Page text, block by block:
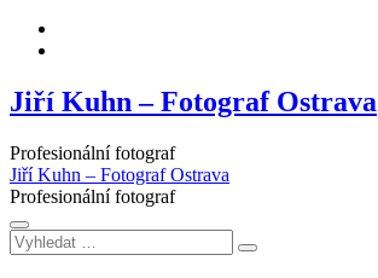
Jiří Kuhn – Fotograf Ostrava
Profesionální fotograf
Jiří Kuhn – Fotograf Ostrava
Profesionální fotograf
Vyhledat
…